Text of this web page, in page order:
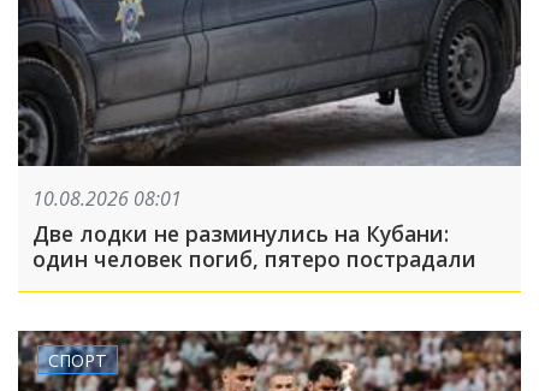
10.08.2026 08:01
Две лодки не разминулись на Кубани:
один человек погиб, пятеро пострадали
СПОРТ